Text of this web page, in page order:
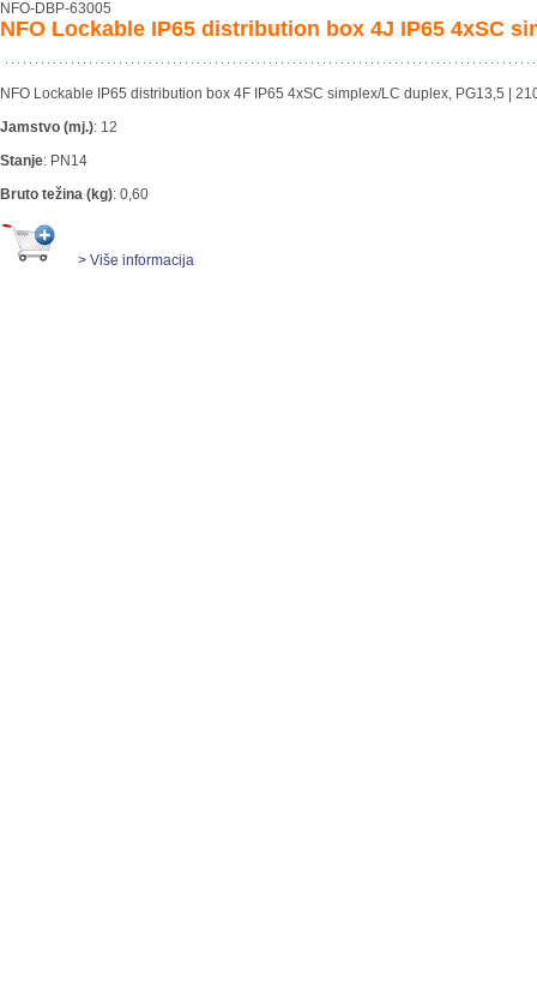
NFO-DBP-63005
NFO Lockable IP65 distribution box 4J IP65 4xSC
NFO Lockable IP65 distribution box 4F IP65 4xSC simplex/LC duplex, PG13,5 |
Jamstvo (mj.): 12
Stanje: PN14
Bruto težina (kg): 0,60
> Više informacija